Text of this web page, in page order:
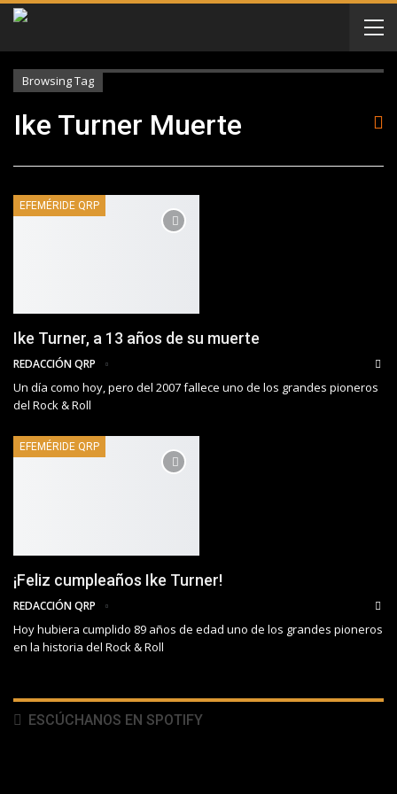
Browsing Tag
Ike Turner Muerte
EFEMÉRIDE QRP
Ike Turner, a 13 años de su muerte
REDACCIÓN QRP
Un día como hoy, pero del 2007 fallece uno de los grandes pioneros
del Rock & Roll
EFEMÉRIDE QRP
¡Feliz cumpleaños Ike Turner!
REDACCIÓN QRP
Hoy hubiera cumplido 89 años de edad uno de los grandes pioneros
en la historia del Rock & Roll
ESCÚCHANOS EN SPOTIFY